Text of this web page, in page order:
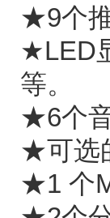
★9个
★LED
等。
★6个
★可选
★1 个